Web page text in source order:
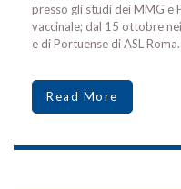
presso gli studi dei MMG e
vaccinale; dal 15 ottobre
e di Portuense di ASL
Read More